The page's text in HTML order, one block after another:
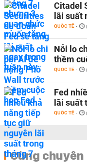
Citadel
lãi suất
QUỐC TẾ -
Nỗi lo
thềm
QUỐC TẾ -
Fed
lãi suất
QUỐC TẾ -
Cùng chuyên